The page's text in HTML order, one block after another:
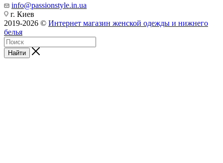
info@passionstyle.in.ua
г. Киев
2019-2026 © Интернет магазин женской одежды и нижнего
белья
Найти